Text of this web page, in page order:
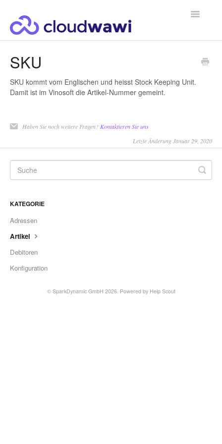
Toggle
SKU
SKU kommt vom Englischen und heisst Stock Keeping Unit.
Damit ist im Vinosoft die Artikel-Nummer gemeint.
Haben Sie noch weitere Fragen? Kontaktieren Sie uns
Letzte Änderung Januar 29, 2020
KATEGORIE
Adressen
Artikel
Debitoren
Konfiguration
© SparkDynamic GmbH 2026. Powered by Help Scout